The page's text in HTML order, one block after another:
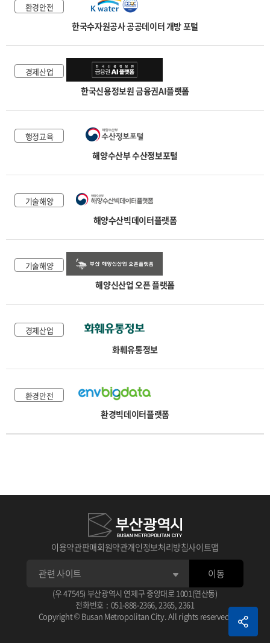
환경안전
한국수자원공사 공공데이터 개방 포털
경제산업
한국신용정보원 금융권AI플랫폼
행정교육
해양수산부 수산정보포털
기술해양
해양수산빅데이터플랫폼
기술해양
해양신산업 오픈 플랫폼
경제산업
화훼유통정보
환경안전
환경빅데이터플랫폼
이용약관판매회원약관개인정보처리방침사이트맵
(우 47545) 부산광역시 연제구 중앙대로 1001(연산동)
전화번호 : 051-888-2366, 2365, 2361
Copyright © Busan Metropolitan City. All rights reserved.
이동